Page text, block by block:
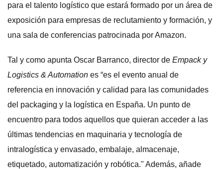
para el talento logístico que estará formado por un área de
exposición para empresas de reclutamiento y formación, y
una sala de conferencias patrocinada por Amazon.
Tal y como apunta Oscar Barranco, director de Empack y
Logistics & Automation es “es el evento anual de
referencia en innovación y calidad para las comunidades
del packaging y la logística en España. Un punto de
encuentro para todos aquellos que quieran acceder a las
últimas tendencias en maquinaria y tecnología de
intralogística y envasado, embalaje, almacenaje,
etiquetado, automatización y robótica." Además, añade